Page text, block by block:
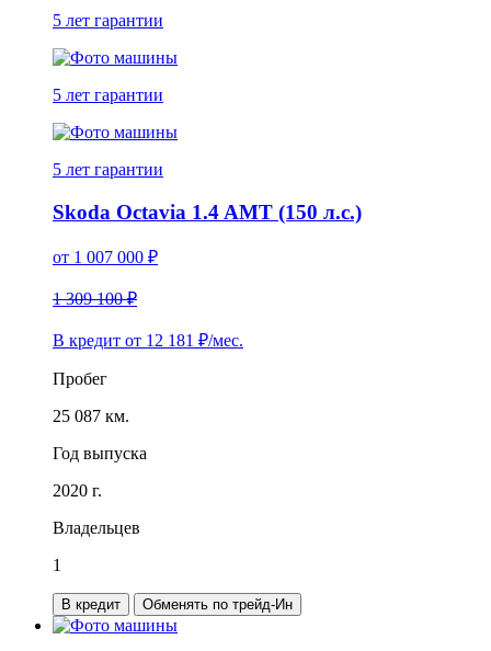
5 лет гарантии
5 лет гарантии
5 лет гарантии
Skoda Octavia 1.4 AMT (150 л.с.)
от 1 007 000 ₽
1 309 100 ₽
В кредит от 12 181 ₽/мес.
Пробег
25 087 км.
Год выпуска
2020 г.
Владельцев
1
В кредит Обменять по трейд-Ин